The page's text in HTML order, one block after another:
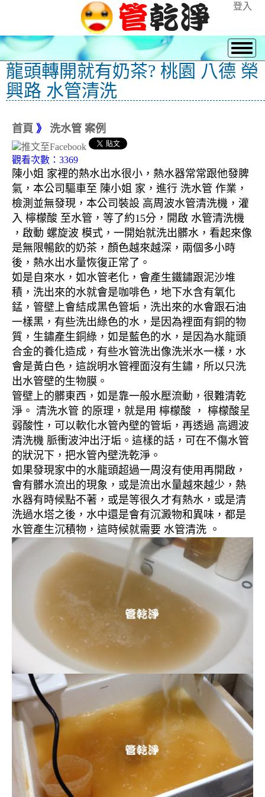
登入
龍頭轉開就有奶茶? 桃園 八德 榮
興路 水管清洗
首頁 》 洗水管 案例
觀看次數：3369
陳小姐 家裡的熱水出水很小，熱水器常常跟他發脾
氣，本公司驅車至 陳小姐 家，進行 洗水管 作業，
檢測並無發現，本公司裝設 高周波水管清洗機，灌
入 檸檬酸 至水管，等了約15分，開啟 水管清洗機
，啟動 螺旋波 模式，一開始就洗出髒水，看起來像
是無限暢飲的奶茶，顏色越來越深，兩個多小時
後，熱水出水量恢復正常了。
如是自來水，如水管老化，會產生鐵鏽跟泥沙堆
積，洗出來的水就會是咖啡色，地下水含有氧化
錳，管壁上會結成黑色管垢，洗出來的水會跟石油
一樣黑，有些洗出綠色的水，是因為裡面有銅的物
質，生鏽產生銅綠，如是藍色的水，是因為水龍頭
合金的養化造成，有些水管洗出像洗米水一樣，水
會是黃白色，這說明水管裡面沒有生鏽，所以只洗
出水管壁的生物膜。
管壁上的髒東西，如是靠一般水壓流動，很難清乾
淨。 清洗水管 的原理，就是用 檸檬酸 ， 檸檬酸呈
弱酸性，可以軟化水管內壁的管垢，再透過 高週波
清洗機 脈衝波沖出汙垢。這樣的話，可在不傷水管
的狀況下，把水管內壁洗乾淨。
如果發現家中的水龍頭超過一周沒有使用再開啟，
會有髒水流出的現象，或是流出水量越來越少，熱
水器有時候點不著，或是等很久才有熱水，或是清
洗過水塔之後，水中還是會有沉澱物和異味，都是
水管產生沉積物，這時候就需要 水管清洗 。